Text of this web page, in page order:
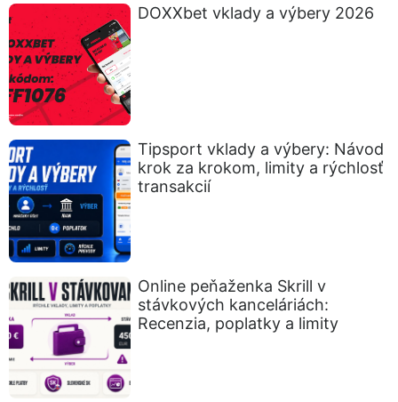
DOXXbet vklady a výbery 2026
Tipsport vklady a výbery: Návod
krok za krokom, limity a rýchlosť
transakcií
Online peňaženka Skrill v
stávkových kanceláriách:
Recenzia, poplatky a limity